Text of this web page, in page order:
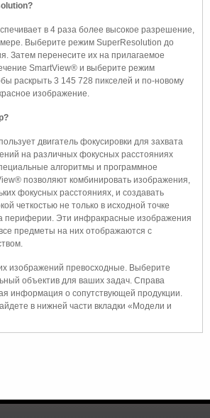
в 4 раза более высокое разрешение,
Выберите режим SuperResolution до
Затем перенесите их на прилагаемое
SmartView® и выберите режим
раскрыть 3 145 728 пикселей и по-новому
изображение.
двигатель фокусировки для захвата
на различных фокусных расстояниях
алгоритмы и программное
позволяют комбинировать изображения,
фокусных расстояниях, и создавать
четкостью не только в исходной точке
периферии. Эти инфракрасные изображения
предметы на них отображаются с
изображений превосходные. Выберите
объектив для ваших задач. Справа
информация о сопутствующей продукции.
в нижней части вкладки «Модели и